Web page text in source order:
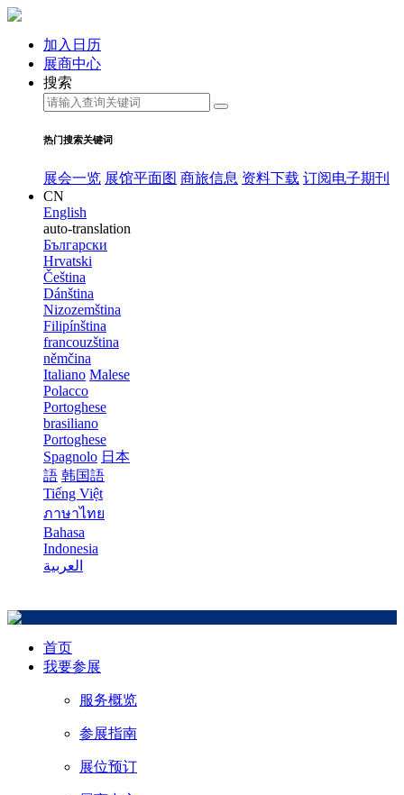
加入日历
展商中心
搜索
热门搜索关键词
展会一览 展馆平面图 商旅信息 资料下载 订阅电子期刊
CN
English
auto-translation
Български
Hrvatski
Čeština
Dánština
Nizozemština
Filipínština
francouzština
němčina
Italiano Malese
Polacco
Portoghese
brasiliano
Portoghese
Spagnolo 日本
語 韩国語
Tiếng Việt
ภาษาไทย
Bahasa
Indonesia
العربية
首页
我要参展
服务概览
参展指南
展位预订